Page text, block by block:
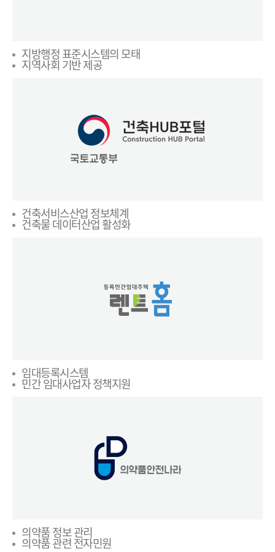
지방행정 표준시스템의 모태
지역사회 기반 제공
건축서비스산업 정보체계
건축물 데이터산업 활성화
임대등록시스템
민간 임대사업자 정책지원
의약품 정보 관리
의약품 관련 전자민원